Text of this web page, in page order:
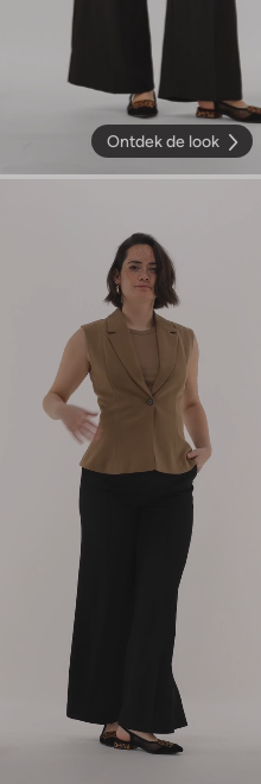
Ontdek de look